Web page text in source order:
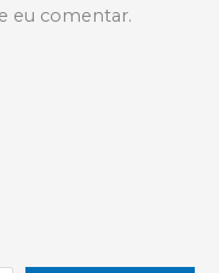
eu comentar.